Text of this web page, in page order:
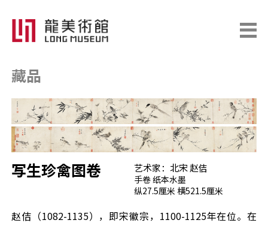
藏品
写生珍禽图卷 艺术家：北宋 赵佶
手卷 纸本水墨
纵27.5厘米 横521.5厘米
赵佶（1082-1135），即宋徽宗，1100-1125年在位。在